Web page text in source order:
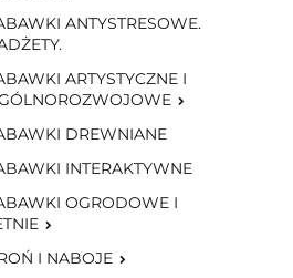
ANTYSTRESOWE.
ARTYSTYCZNE I
DREWNIANE
INTERAKTYWNE
OGRODOWE I
I NABOJE